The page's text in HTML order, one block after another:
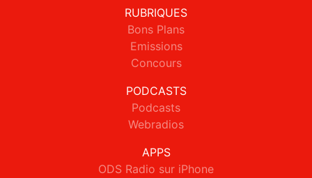
RUBRIQUES
Bons Plans
Emissions
Concours
PODCASTS
Podcasts
Webradios
APPS
ODS Radio sur iPhone